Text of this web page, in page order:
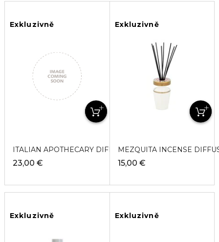
Exkluzivně
ITALIAN APOTHECARY DIFFUSER Difuzér
23,00 €
Exkluzivně
MEZQUITA INCENSE
15,00 €
Exkluzivně Exkluzivně